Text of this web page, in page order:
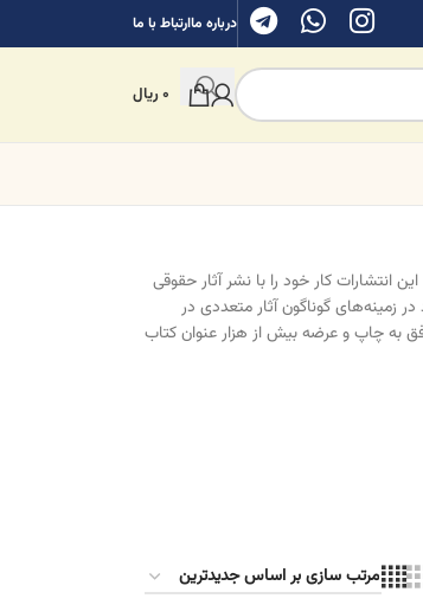
درباره ماارتباط با ما
0ریال
انتشارات کار خود را با نشر آثار حقوقی
زمینه‌های گوناگون آثار متعددی در
به چاپ و عرضه بیش از هزار عنوان کتاب